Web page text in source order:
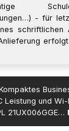
- für
Leistung und
21UX006GGE…